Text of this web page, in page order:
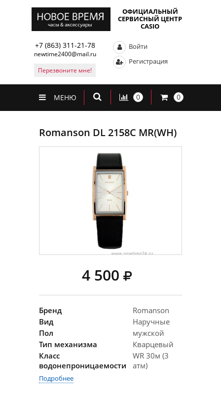
ОФИЦИАЛЬНЫЙ
СЕРВИСНЫЙ ЦЕНТР
CASIO
+7 (863) 311-21-78
newtime2400@mail.ru
Перезвоните мне!
Войти
Регистрация
МЕНЮ 0 0
Romanson DL 2158C MR(WH)
4 500
Бренд
Romanson
Вид
Наручные
Пол
мужской
Тип механизма
Кварцевый
Класс
водонепроницаемости
WR 30м (3
атм)
Подробнее